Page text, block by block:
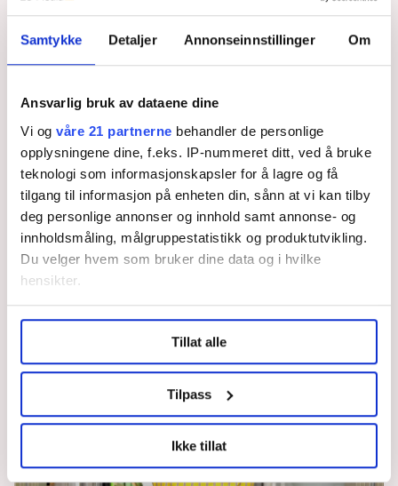
Samtykke Detaljer Annonseinnstillinger Om
Ansvarlig bruk av dataene dine
Vi og våre 21 partnerne behandler de personlige
opplysningene dine, f.eks. IP-nummeret ditt, ved å bruke
teknologi som informasjonskapsler for å lagre og få
tilgang til informasjon på enheten din, sånn at vi kan tilby
deg personlige annonser og innhold samt annonse- og
innholdsmåling, målgruppestatistikk og produktutvikling.
Du velger hvem som bruker dine data og i hvilke
hensikter.
Undermer infokan du lese om hvordan dine personlige
data behandles og hvordan du kan velge hvordan de skal
brukes. Du kan hele tiden endre eller trekke tilbake ditt
samtykke fra erklæringen om informasjonskapsler.
LO Medias publikasjoner frifagbevegelse.no, hk-nytt.no
og fontene.no bruker informasjonskapsler (cookies) for å
lære hvordan våre nettsider blir brukt slik at vi tilby
Tillat alle
Tilpass
Ikke tillat
drapene på sivile i
Israel og Palestina
konsekvenser for
deg som jobber i
butikk
«Nesten 400.000
nordmenn jobber i
varehandelen, men
mangler beskyttelse»
sitt formål i jakten på
profitt